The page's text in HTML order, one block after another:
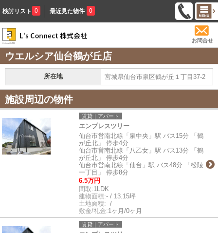
検討リスト 0 最近見た物件 0
お問合せ
ウエルシア仙台鶴が丘店
所在地 宮城県仙台市泉区鶴が丘１丁目37-2
施設周辺の物件
賃貸｜アパート
エンプレスツリー
仙台市営南北線「泉中央」駅 バス15分 「鶴
が丘北」 停歩4分
仙台市営南北線「八乙女」駅 バス13分 「鶴
が丘北」 停歩4分
仙台市営南北線「仙台」駅 バス48分 「松陵
一丁目」 停歩8分
6.5万円
間取:1LDK
建物面積:- / 13.15坪
土地面積:- / -
敷金/礼金:1ヶ月/0ヶ月
賃貸｜アパート